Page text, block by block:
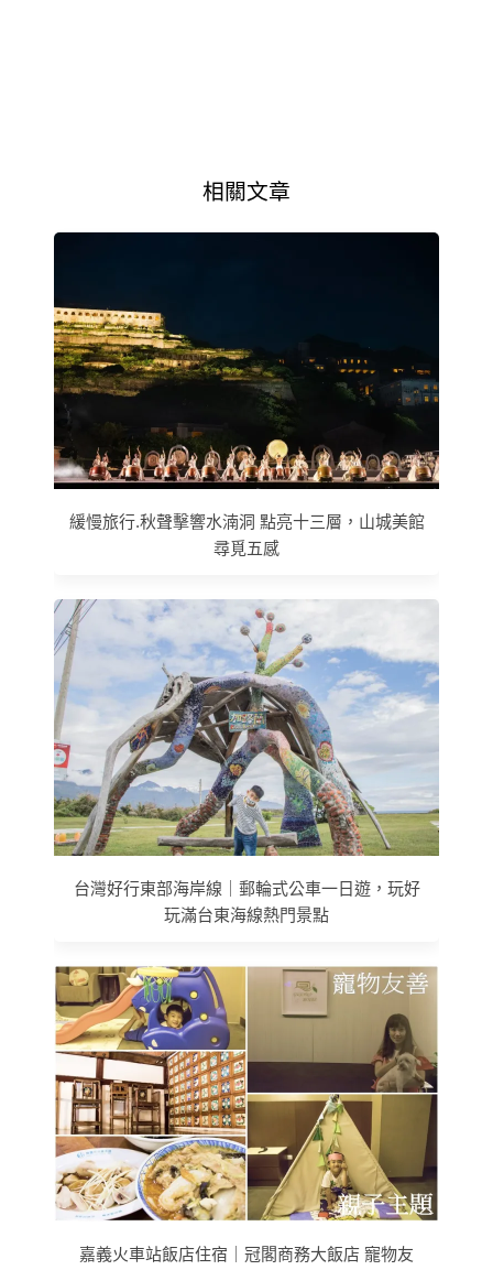
相關文章
緩慢旅行.秋聲擊響水湳洞 點亮十三層，山城美館
尋覓五感
台灣好行東部海岸線｜郵輪式公車一日遊，玩好
玩滿台東海線熱門景點
嘉義火車站飯店住宿｜冠閣商務大飯店 寵物友